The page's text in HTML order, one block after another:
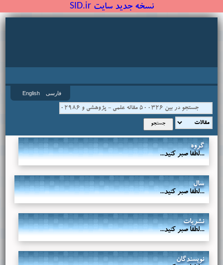
نسخه جدید سایت SID.ir
فارسی English
گروه
...لطفا صبر کنید...
سال
...لطفا صبر کنید...
نشریات
...لطفا صبر کنید...
نویسندگان